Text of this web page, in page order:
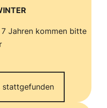
Jahren kommen bitte
stattgefunden